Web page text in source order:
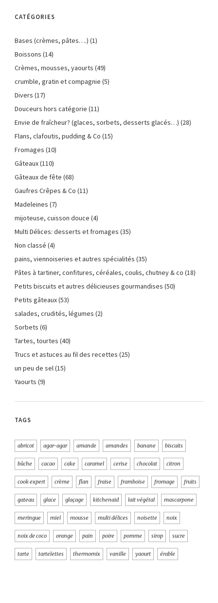
CATÉGORIES
Bases (crèmes, pâtes….) (1)
Boissons (14)
Crèmes, mousses, yaourts (49)
crumble, gratin et compagnie (5)
Divers (17)
Douceurs hors catégorie (11)
Envie de fraîcheur? (glaces, sorbets, desserts glacés…) (28)
Flans, clafoutis, pudding & Co (15)
Fromages (10)
Gâteaux(110)
Gâteaux de fête (68)
Gaufres Crêpes & Co (11)
Madeleines (7)
mijoteuse, cuisson douce (4)
Multi Délices: desserts et fromages (35)
Non classé (4)
pains, viennoiseries et autres spécialités (35)
Pâtes à tartiner, confitures, céréales, coulis, chutney & co (18)
Petits biscuits et autres délicieuses gourmandises (50)
Petits gâteaux(53)
salades, crudités, légumes (2)
Sorbets (6)
Tartes, tourtes (40)
Trucs et astuces au fil des recettes (25)
un peu de sel(15)
Yaourts (9)
TAGS
abricot agar-agar amande amandes banane biscuits
bûche cacao cake caramel cerise chocolat citron
cook expert crème flan fraise framboise fromage fruits
gateau glace glaçage kitchenaid lait végétal mascarpone
meringue miel mousse multi délices noisette noix
noix de coco orange pain poire pomme sirop sucre
tarte tartelettes thermomix vanille yaourt érable